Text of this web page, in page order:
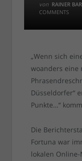
von RAINER
COMMENTS
„Wenn sich
woanders eine
Düsseldorfer“
Punkte…“
Die
Fortuna war
lokalen